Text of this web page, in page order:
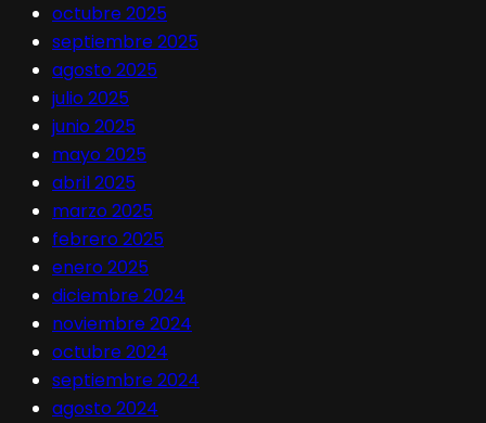
octubre 2025
septiembre 2025
agosto 2025
julio 2025
junio 2025
mayo 2025
abril 2025
marzo 2025
febrero 2025
enero 2025
diciembre 2024
noviembre 2024
octubre 2024
septiembre 2024
agosto 2024